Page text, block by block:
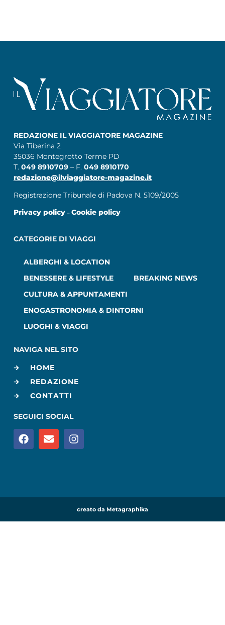
REDAZIONE IL VIAGGIATORE MAGAZINE
Via Tiberina 2
35036 Montegrotto Terme PD
T. 049 8910709 – F. 049 8910170
redazione@ilviaggiatore-magazine.it
Registrazione Tribunale di Padova N. 5109/2005
Privacy policy– Cookie policy
CATEGORIE DI VIAGGI
ALBERGHI & LOCATION
BENESSERE & LIFESTYLE
BREAKING NEWS
CULTURA & APPUNTAMENTI
ENOGASTRONOMIA & DINTORNI
LUOGHI & VIAGGI
NAVIGA NEL SITO
HOME
REDAZIONE
CONTATTI
SEGUICI SOCIAL
creato da Metagraphika